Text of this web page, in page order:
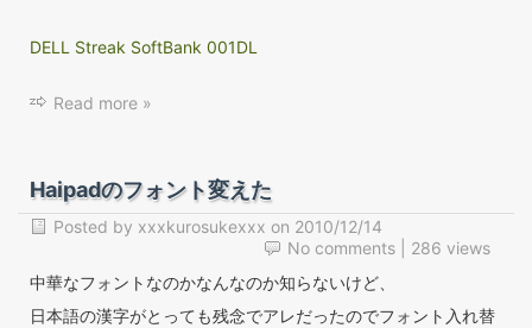
DELL Streak SoftBank 001DL
Read more »
Haipadのフォント変えた
Posted by xxxkurosukexxx on 2010/12/14
No comments | 286 views
中華なフォントなのかなんなのか知らないけど、
日本語の漢字がとっても残念でアレだったのでフォント入れ替